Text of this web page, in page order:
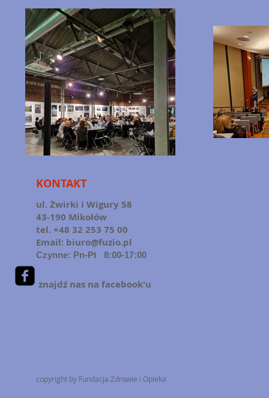
KONTAKT
ul. Żwirki i Wigury 58
43-190 Mikołów
tel. +48 32 253 75 00
Email: biuro@fuzio.pl
Czynne: Pn-Pt 8:00-17:00
znajdź nas na facebook'u
copyright by Fundacja Zdrowie i Opieka